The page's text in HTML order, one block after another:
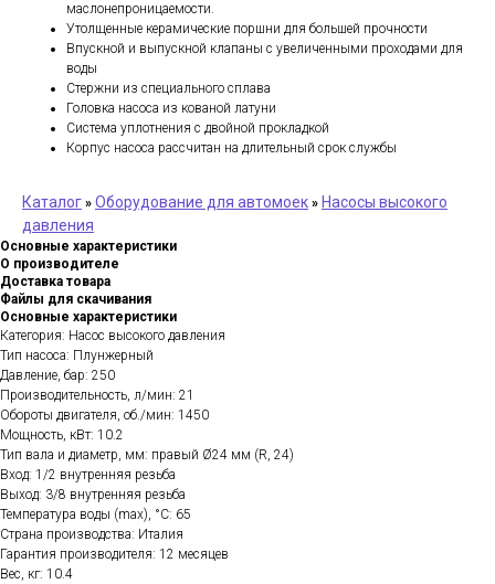
маслонепроницаемости.
Утолщенные керамические поршни для большей прочности
Впускной и выпускной клапаны с увеличенными проходами для
воды
Стержни из специального сплава
Головка насоса из кованой латуни
Система уплотнения с двойной прокладкой
Корпус насоса рассчитан на длительный срок службы
Каталог » Оборудование для автомоек » Насосы высокого
давления
Основные характеристики
О производителе
Доставка товара
Файлы для скачивания
Основные характеристики
Категория: Насос высокого давления
Тип насоса: Плунжерный
Давление, бар: 250
Производительность, л/мин: 21
Обороты двигателя, об./мин: 1450
Мощность, кВт: 10.2
Тип вала и диаметр, мм: правый Ø24 мм (R, 24)
Вход: 1/2 внутренняя резьба
Выход: 3/8 внутренняя резьба
Температура воды (max), °C: 65
Страна производства: Италия
Гарантия производителя: 12 месяцев
Вес, кг: 10.4